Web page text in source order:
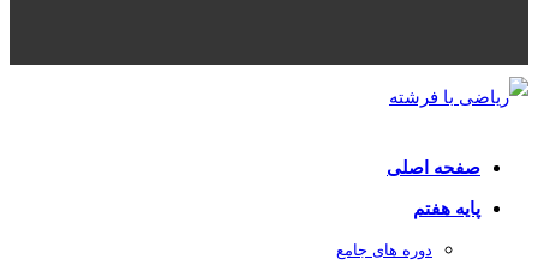
صفحه اصلی
پایه هفتم
دوره های جامع